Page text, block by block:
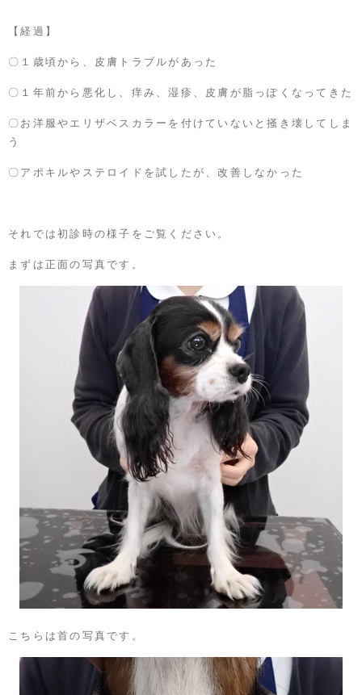
【経過】
〇１歳頃から、皮膚トラブルがあった
〇１年前から悪化し、痒み、湿疹、皮膚が脂っぽくなってきた
〇お洋服やエリザベスカラーを付けていないと掻き壊してしま
う
〇アポキルやステロイドを試したが、改善しなかった
それでは初診時の様子をご覧ください。
まずは正面の写真です。
こちらは首の写真です。